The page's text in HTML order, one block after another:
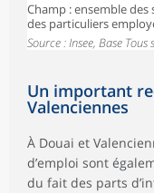
Champ : ensemble des
des particuliers
Source : Insee, Base
Un important
Valenciennes
À Douai et
d’emploi sont
du fait des parts